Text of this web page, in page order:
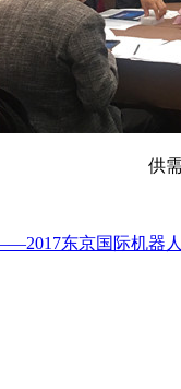
供
东京国际机器